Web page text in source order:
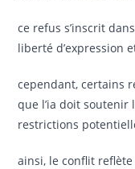
ce refus s’inscrit
liberté d’expression
cependant, certains
que l’ia doit soutenir
restrictions
ainsi, le conflit